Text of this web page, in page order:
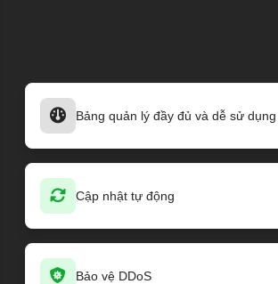
Bảng quản lý đầy đủ và dễ sử dụng
Cập nhật tự động
Bảo vệ DDoS